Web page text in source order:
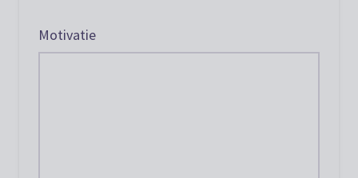
Motivatie